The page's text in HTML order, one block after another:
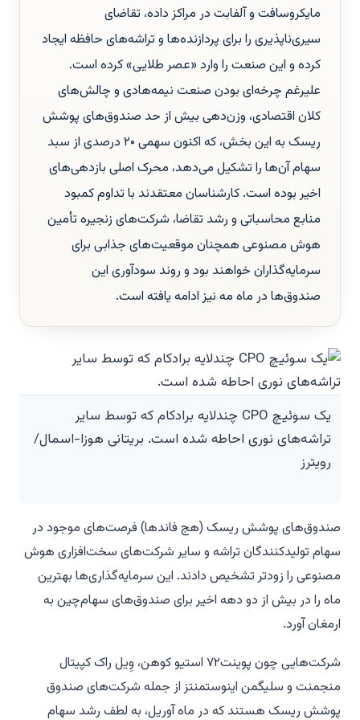
مایکروسافت و آلفابت در مراکز داده، تقاضای
سیری‌ناپذیری را برای پردازنده‌ها و تراشه‌های حافظه ایجاد
کرده و این صنعت را وارد «عصر طلایی» کرده است.
علیرغم چرخه‌ای بودن صنعت نیمه‌هادی و چالش‌های
کلان اقتصادی، وزن‌دهی بیش از حد صندوق‌های پوشش
ریسک به این بخش، که اکنون سهمی ۲۰ درصدی از سبد
سهام آن‌ها را تشکیل می‌دهد، محرک اصلی بازدهی‌های
اخیر بوده است. کارشناسان معتقدند با تداوم کمبود
منابع محاسباتی و رشد تقاضا، شرکت‌های زنجیره تأمین
هوش مصنوعی همچنان موقعیت‌های جذابی برای
سرمایه‌گذاران خواهند بود و روند سودآوری این
صندوق‌ها در ماه مه نیز ادامه یافته است.
یک سوئیچ CPO چندلایه برادکام که توسط سایر
تراشه‌های نوری احاطه شده است. بریتانی هوزا-اسمال/
رویترز
صندوق‌های پوشش ریسک (هج فاندها) فرصت‌های موجود در
سهام تولیدکنندگان تراشه و سایر شرکت‌های سخت‌افزاری هوش
مصنوعی را زودتر تشخیص دادند. این سرمایه‌گذاری‌ها بهترین
ماه را در بیش از دو دهه اخیر برای صندوق‌های سهام‌چین به
ارمغان آورد.
شرکت‌هایی چون پوینت۷۲ استیو کوهن، وِیل راک کپیتال
منجمنت و سلیگمن اینوستمنتز از جمله شرکت‌های صندوق
پوشش ریسک هستند که در ماه آوریل، به لطف رشد سهام